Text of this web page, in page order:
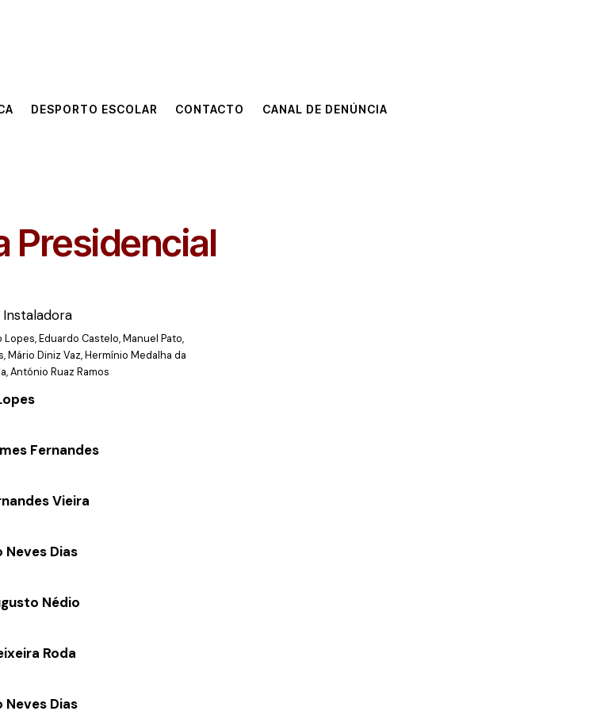
DESPORTO ESCOLAR CONTACTO CANAL DE DENÚNCIA
Presidencial
Eduardo Castelo, Manuel Pato,
Mário Diniz Vaz, Hermínio Medalha da
António Ruaz Ramos
Fernandes
Vieira
Neves Dias
Nédio
Roda
Neves Dias